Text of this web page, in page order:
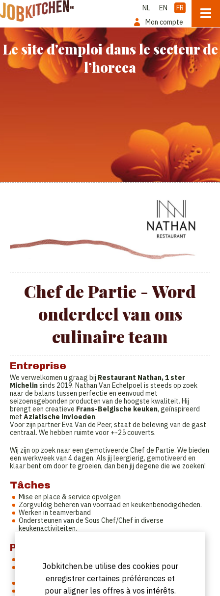
NL EN
FR
Mon compte
Le site d'emploi dans le secteur de
l’horeca
Chef de Partie - Word
onderdeel van ons
culinaire team
Entreprise
We verwelkomen u graag bij Restaurant Nathan, 1 ster
Michelinsinds 2019. Nathan Van Echelpoel is steeds op zoek
naar de balans tussen perfectie en eenvoud met
seizoensgebonden producten van de hoogste kwaliteit. Hij
brengt een creatieve Frans-Belgische keuken, geïnspireerd
met Aziatische invloeden.
Voor zijn partner Eva Van de Peer, staat de beleving van de gast
centraal. We hebben ruimte voor +-25 couverts.
Wij zijn op zoek naar een gemotiveerde Chef de Partie. We bieden
een werkweek van 4 dagen. Als jij leergierig, gemotiveerd en
klaar bent om door te groeien, dan ben jij degene die we zoeken!
Tâches
Mise en place & service opvolgen
Zorgvuldig beheren van voorraad en keukenbenodigdheden.
Werken in teamverband
Ondersteunen van de Sous Chef/Chef in diverse
keukenactiviteiten.
Profil
Leergierig en bereid om nieuwe culinaire vaardigheden te
ontwikkelen.
Gemotiveerd en gepassioneerd.
Ambitie om door te groeien in het team.
Jobkitchen.be utilise des cookies pour
enregistrer certaines préférences et
pour aligner les offres à vos intérêts.